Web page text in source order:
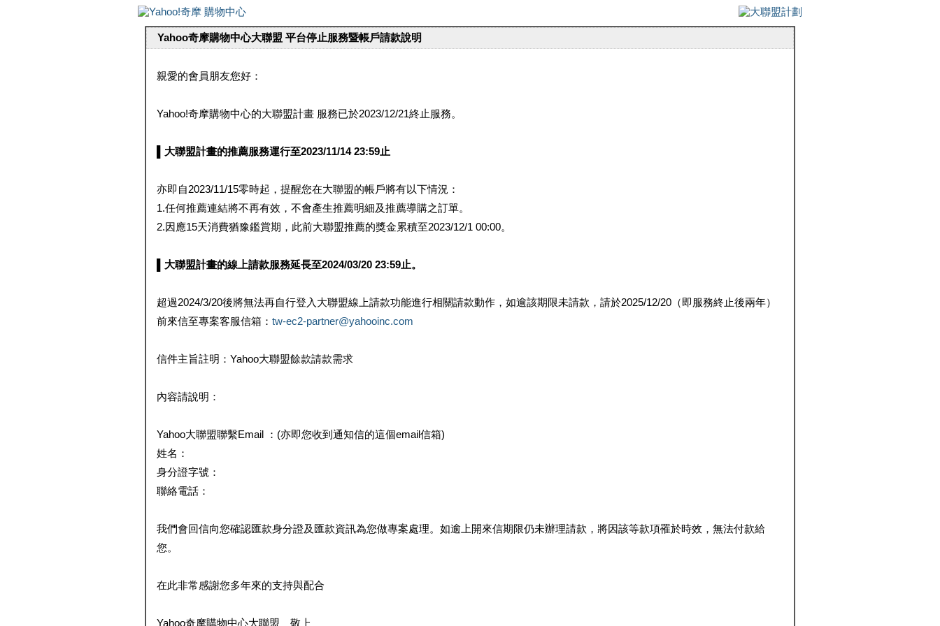
Yahoo奇摩購物中心大聯盟 平台停止服務暨帳戶請款說明
親愛的會員朋友您好：
Yahoo!奇摩購物中心的大聯盟計畫 服務已於2023/12/21終止服務。
▌大聯盟計畫的推薦服務運行至2023/11/14 23:59止
亦即自2023/11/15零時起，提醒您在大聯盟的帳戶將有以下情況：
1.任何推薦連結將不再有效，不會產生推薦明細及推薦導購之訂單。
2.因應15天消費猶豫鑑賞期，此前大聯盟推薦的獎金累積至2023/12/1 00:00。
▌大聯盟計畫的線上請款服務延長至2024/03/20 23:59止。
超過2024/3/20後將無法再自行登入大聯盟線上請款功能進行相關請款動作，如逾該期限未請款，請於2025/12/20（即服務終止後兩年）
前來信至專案客服信箱： tw-ec2-partner@yahooinc.com
信件主旨註明：Yahoo大聯盟餘款請款需求
內容請說明：
Yahoo大聯盟聯繫Email ：(亦即您收到通知信的這個email信箱)
姓名：
身分證字號：
聯絡電話：
我們會回信向您確認匯款身分證及匯款資訊為您做專案處理。如逾上開來信期限仍未辦理請款，將因該等款項罹於時效，無法付款給
您。
在此非常感謝您多年來的支持與配合
Yahoo奇摩購物中心大聯盟 敬上